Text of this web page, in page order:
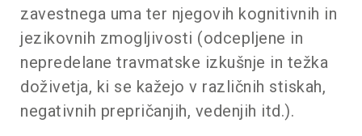
zavestnega uma ter njegovih kognitivnih in
jezikovnih zmogljivosti (odcepljene in
nepredelane travmatske izkušnje in težka
doživetja, ki se kažejo v različnih stiskah,
negativnih prepričanjih, vedenjih itd.).